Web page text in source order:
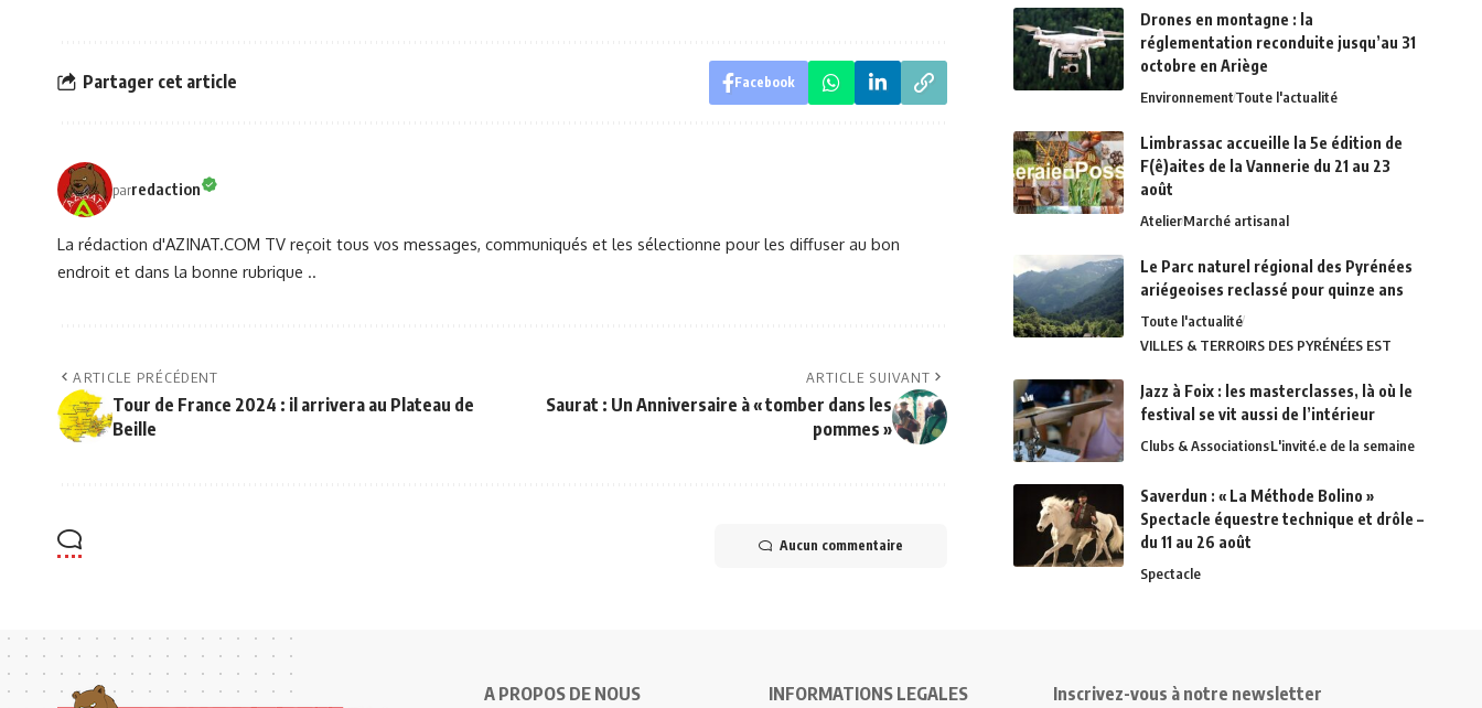
Partager cet article Facebook
parredaction
La rédaction d'AZINAT.COM TV reçoit tous vos messages, communiqués et les sélectionne pour les diffuser au bon
endroit et dans la bonne rubrique ..
ARTICLE PRÉCÉDENT
Tour de France 2024 : il arrivera au Plateau de
Beille
ARTICLE SUIVANT
Saurat : Un Anniversaire à « tomber dans les
pommes »
Aucun commentaire
Drones en montagne : la
réglementation reconduite jusqu’au 31
octobre en Ariège
EnvironnementToute l'actualité
Limbrassac accueille la 5e édition de
F(ê)aites de la Vannerie du 21 au 23
août
AtelierMarché artisanal
Le Parc naturel régional des Pyrénées
ariégeoises reclassé pour quinze ans
Toute l'actualité
VILLES & TERROIRS DES PYRÉNÉES EST
Jazz à Foix : les masterclasses, là où le
festival se vit aussi de l’intérieur
Clubs & AssociationsL'invité.e de la semaine
Saverdun : « La Méthode Bolino »
Spectacle équestre technique et drôle –
du 11 au 26 août
Spectacle
A PROPOS DE NOUS INFORMATIONS LEGALES Inscrivez-vous à notre newsletter